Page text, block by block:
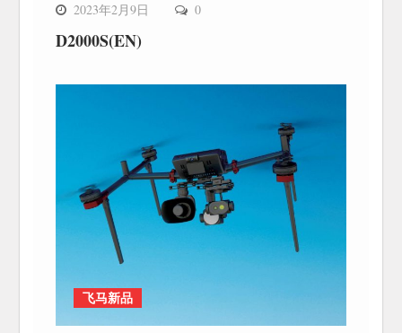
2023年2月9日 0
D2000S(EN)
飞马新品